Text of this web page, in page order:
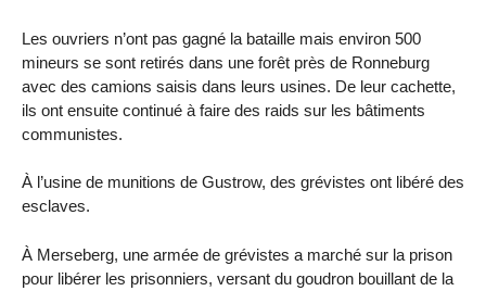
Les ouvriers n’ont pas gagné la bataille mais environ 500
mineurs se sont retirés dans une forêt près de Ronneburg
avec des camions saisis dans leurs usines. De leur cachette,
ils ont ensuite continué à faire des raids sur les bâtiments
communistes.
À l’usine de munitions de Gustrow, des grévistes ont libéré des
esclaves.
À Merseberg, une armée de grévistes a marché sur la prison
pour libérer les prisonniers, versant du goudron bouillant de la